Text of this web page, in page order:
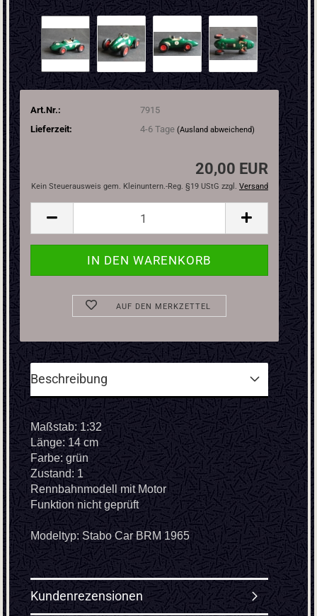
Art.Nr.:
7915
Lieferzeit:
4-6 Tage (Ausland abweichend)
20,00 EUR
Kein Steuerausweis gem. Kleinuntern.-Reg. §19 UStG zzgl. Versand
AUF DEN MERKZETTEL
Beschreibung
Maßstab: 1:32
Länge: 14 cm
Farbe: grün
Zustand: 1
Rennbahnmodell mit Motor
Funktion nicht geprüft
Modeltyp: Stabo Car BRM 1965
Kundenrezensionen